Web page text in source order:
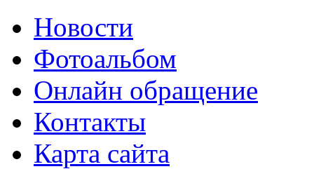
Новости
Фотоальбом
Онлайн обращение
Контакты
Карта сайта